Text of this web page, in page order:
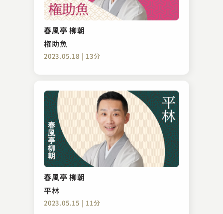
春風亭 柳朝
権助魚
2023.05.18 | 13分
春風亭 柳朝
平林
2023.05.15 | 11分
春風亭 朝枝
転失気
2023.02.23 | 12分
林家 きく麿
おもち
2023.01.13 | 11分